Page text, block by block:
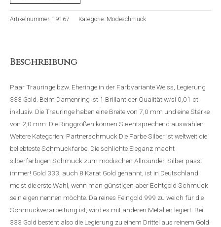
Artikelnummer: 19167 Kategorie: Modeschmuck
Beschreibung
Paar Trauringe bzw. Eheringe in der Farbvariante Weiss, Legierung
333 Gold. Beim Damenring ist 1 Brillant der Qualität w/si 0,01 ct.
inklusiv. Die Trauringe haben eine Breite von 7,0 mm und eine Stärke
von 2,0 mm. Die Ringgrößen können Sie entsprechend auswählen.
Weitere Kategorien: Partnerschmuck Die Farbe Silber ist weltweit die
beliebteste Schmuckfarbe. Die schlichte Eleganz macht
silberfarbigen Schmuck zum modischen Allrounder. Silber passt
immer! Gold 333, auch 8 Karat Gold genannt, ist in Deutschland
meist die erste Wahl, wenn man günstigen aber Echtgold Schmuck
sein eigen nennen möchte. Da reines Feingold 999 zu weich für die
Schmuckverarbeitung ist, wird es mit anderen Metallen legiert. Bei
333 Gold besteht also die Legierung zu einem Drittel aus reinem Gold.